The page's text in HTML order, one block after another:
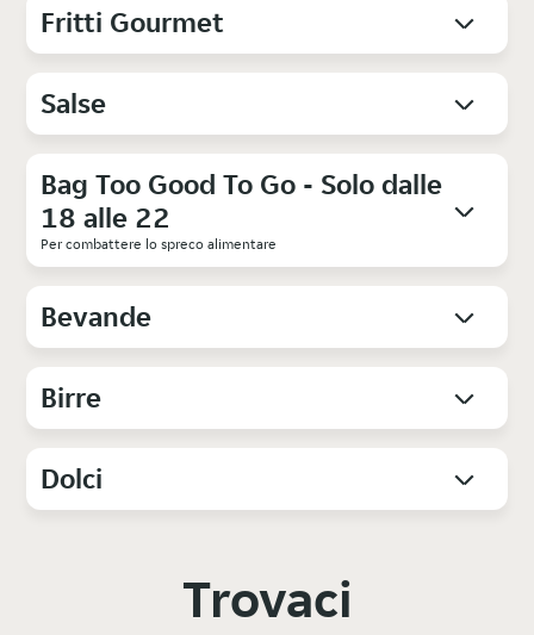
Fritti Gourmet
Salse
Bag Too Good To Go - Solo dalle
18 alle 22
Per combattere lo spreco alimentare
Bevande
Birre
Dolci
Trovaci